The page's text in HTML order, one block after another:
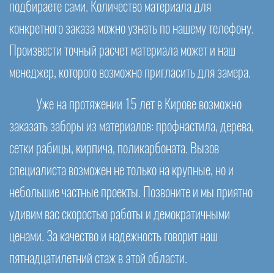
подбираете сами. Количество материала для
конкретного заказа можно узнать по нашему телефону.
Произвести точный расчет материала может и наш
менеджер, которого возможно пригласить для замера.
Уже на протяжении 15 лет в Кирове возможно
заказать заборы из материалов: профнастила, дерева,
сетки рабицы, кирпича, поликарбоната. Вызов
специалиста возможен не только на крупные, но и
небольшие частные проекты. Позвоните и мы приятно
удивим вас скоростью работы и демократичными
ценами. За качество и надежность говорит наш
пятнадцатилетний стаж в этой области.